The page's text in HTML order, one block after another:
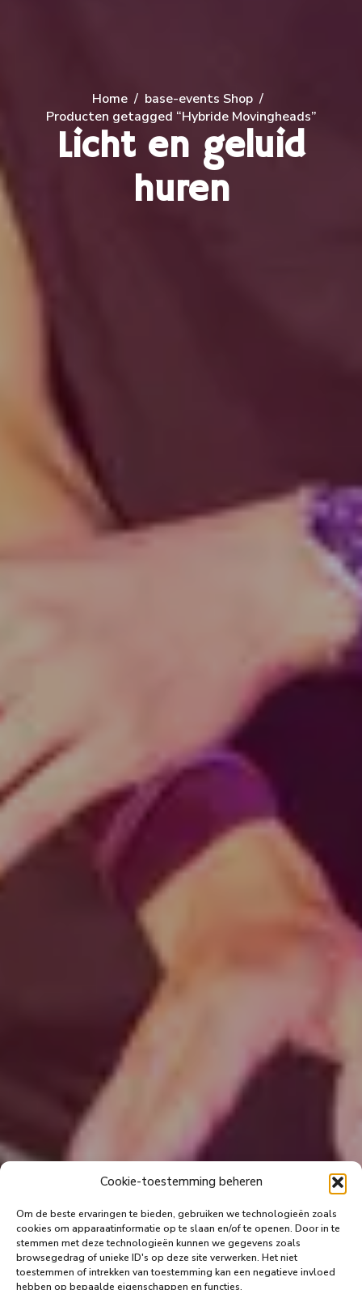
Cookie-toestemming beheren
Om de beste ervaringen te bieden, gebruiken we technologieën zoals
cookies om apparaatinformatie op te slaan en/of te openen. Door in te
stemmen met deze technologieën kunnen we gegevens zoals
browsegedrag of unieke ID's op deze site verwerken. Het niet
toestemmen of intrekken van toestemming kan een negatieve invloed
hebben op bepaalde eigenschappen en functies.
Home
base-events Shop
Producten getagged “Hybride Movingheads”
Licht en geluid
huren